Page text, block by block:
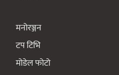
मनोरञ्जन
टप टिभि
मोडेल फोटो